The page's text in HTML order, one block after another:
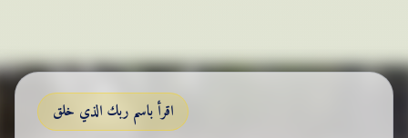
اقرأ باسم ربك الذي خلق